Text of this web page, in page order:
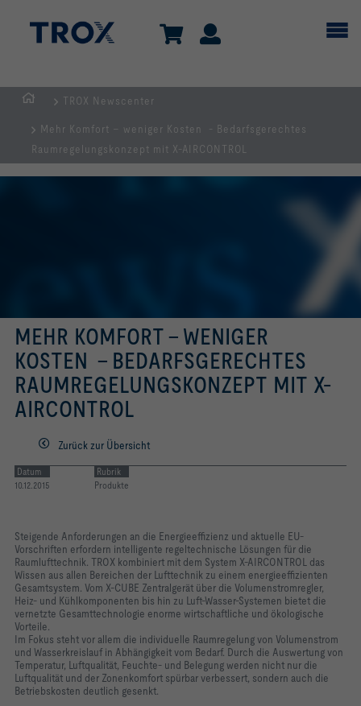
AUSTRIA
CEE
und
Klimatisierung
von
Räumen
TROX Newscenter
Mehr Komfort – weniger Kosten - Bedarfsgerechtes
Raumregelungskonzept mit X-AIRCONTROL
MEHR KOMFORT – WENIGER
KOSTEN - BEDARFSGERECHTES
RAUMREGELUNGSKONZEPT MIT X-
AIRCONTROL
Zurück zur Übersicht
Datum
10.12.2015
Rubrik
Produkte
Steigende Anforderungen an die Energieeffizienz und aktuelle EU-
Vorschriften erfordern intelligente regeltechnische Lösungen für die
Raumlufttechnik. TROX kombiniert mit dem System X-AIRCONTROL das
Wissen aus allen Bereichen der Lufttechnik zu einem energieeffizienten
Gesamtsystem. Vom X-CUBE Zentralgerät über die Volumenstromregler,
Heiz- und Kühlkomponenten bis hin zu Luft-Wasser-Systemen bietet die
vernetzte Gesamttechnologie enorme wirtschaftliche und ökologische
Vorteile.
Im Fokus steht vor allem die individuelle Raumregelung von Volumenstrom
und Wasserkreislauf in Abhängigkeit vom Bedarf. Durch die Auswertung von
Temperatur, Luftqualität, Feuchte- und Belegung werden nicht nur die
Luftqualität und der Zonenkomfort spürbar verbessert, sondern auch die
Betriebskosten deutlich gesenkt.